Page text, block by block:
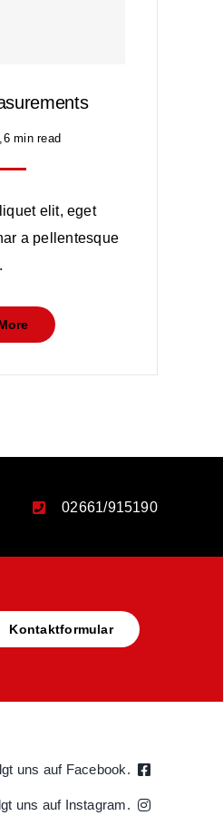
min read
elit, eget
a pellentesque
02661/915190
Kontaktformular
uns auf Facebook.
uns auf Instagram.